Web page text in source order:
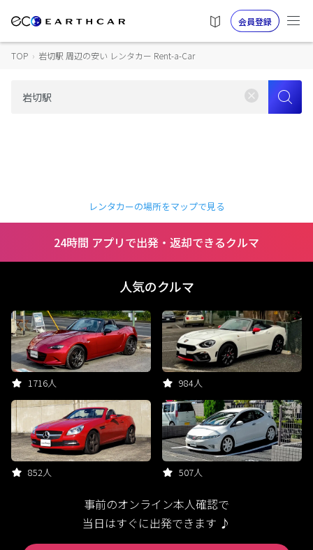
会員登録
TOP › 岩切駅 周辺の安い レンタカー Rent-a-Car
レンタカーの場所をマップで見る
24時間 アプリで出発・返却できるクルマ
人気のクルマ
1716人 984人
852人 507人
事前のオンライン本人確認で
当日はすぐに出発できます ♪